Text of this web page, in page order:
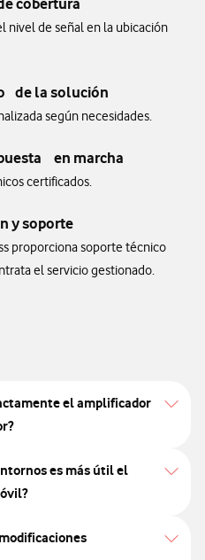
cobertura
nivel de señal en la ubicación
de la solución
según necesidades.
en marcha
certificados.
y soporte
proporciona soporte técnico
el servicio gestionado.
el amplificador
es más útil el